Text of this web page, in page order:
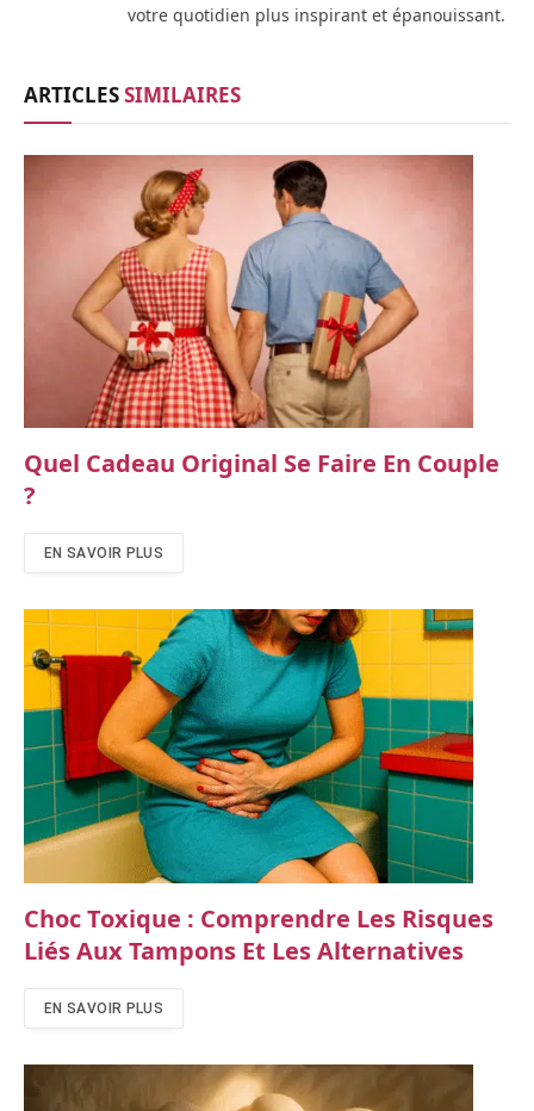
votre quotidien plus inspirant et épanouissant.
ARTICLESSIMILAIRES
Quel Cadeau Original Se Faire En Couple
?
EN SAVOIR PLUS
Choc Toxique : Comprendre Les Risques
Liés Aux Tampons Et Les Alternatives
EN SAVOIR PLUS